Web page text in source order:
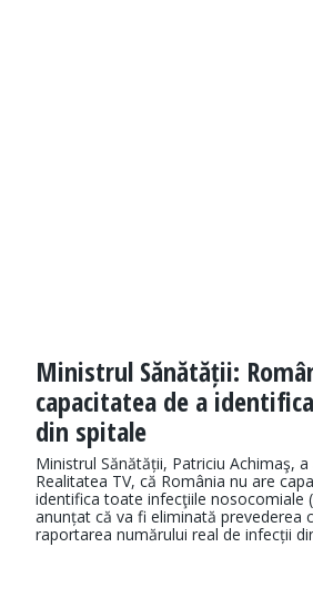
Ministrul Sănătății:
capacitatea de a
din spitale
Ministrul Sănătății, Patriciu Achimaş,
Realitatea TV, că România nu are
identifica toate infecţiile nosocomiale
anunțat că va fi eliminată prevederea
raportarea numărului real de infecții